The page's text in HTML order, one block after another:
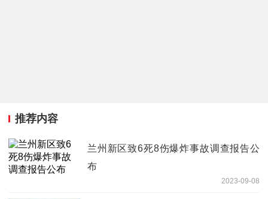
推荐内容
兰州新区致6死8伤爆炸事故调查报告公
布
2023-09-08